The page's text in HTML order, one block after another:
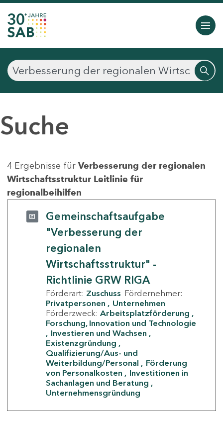
Suche
4 Ergebnisse für Verbesserung der regionalen
Wirtschaftsstruktur Leitlinie für
regionalbeihilfen
Gemeinschaftsaufgabe
"Verbesserung der
regionalen
Wirtschaftsstruktur" -
Richtlinie GRW RIGA
Förderart: Zuschuss Fördernehmer:
Privatpersonen
Unternehmen
Förderzweck: Arbeitsplatzförderung
Forschung, Innovation und Technologie
Investieren und Wachsen
Existenzgründung
Qualifizierung/Aus- und
Weiterbildung/Personal
Förderung
von Personalkosten
Investitionen in
Sachanlagen und Beratung
Unternehmensgründung